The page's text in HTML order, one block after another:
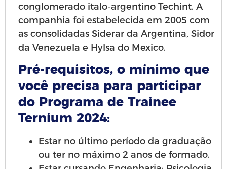
conglomerado italo-argentino Techint. A
companhia foi estabelecida em 2005 com
as consolidadas Siderar da Argentina, Sidor
da Venezuela e Hylsa do Mexico.
Pré-requisitos, o mínimo que
você precisa para participar
do Programa de Trainee
Ternium 2024:
Estar no último período da graduação
ou ter no máximo 2 anos de formado.